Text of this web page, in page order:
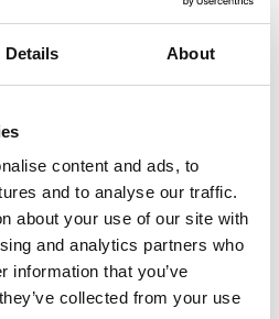
Details About
content and ads, to
and to analyse our traffic.
about your use of our site with
and analytics partners who
information that you’ve
collected from your use
CON­TRI­
UN SAG­GIO
DEL­LA
firma il saggio critico
nell’invenzione creativa”
Arte nel volume che
collettiva“Tragicomica.
sull’arte italiana dal secondo
al MAXXI Museo nazionale
secolo, a cura di Andrea
Bellini e Francesco Stocchi.